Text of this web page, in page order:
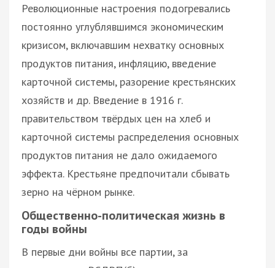
Революционные настроения подогревались
постоянно углублявшимся экономическим
кризисом, включавшим нехватку основных
продуктов питания, инфляцию, введение
карточной системы, разорение крестьянских
хозяйств и др. Введение в 1916 г.
правительством твёрдых цен на хлеб и
карточной системы распределения основных
продуктов питания не дало ожидаемого
эффекта. Крестьяне предпочитали сбывать
зерно на чёрном рынке.
Общественно-политическая жизнь в
годы войны
В первые дни войны все партии, за